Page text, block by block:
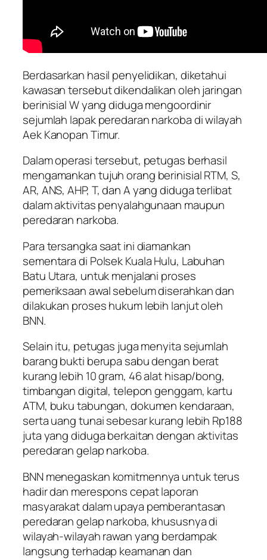
Berdasarkan hasil penyelidikan, diketahui
kawasan tersebut dikendalikan oleh jaringan
berinisial W yang diduga mengoordinir
sejumlah lapak peredaran narkoba di wilayah
Aek Kanopan Timur.
Dalam operasi tersebut, petugas berhasil
mengamankan tujuh orang berinisial RTM, S,
AR, ANS, AHP, T, dan A yang diduga terlibat
dalam aktivitas penyalahgunaan maupun
peredaran narkoba.
Para tersangka saat ini diamankan
sementara di Polsek Kuala Hulu, Labuhan
Batu Utara, untuk menjalani proses
pemeriksaan awal sebelum diserahkan dan
dilakukan proses hukum lebih lanjut oleh
BNN.
Selain itu, petugas juga menyita sejumlah
barang bukti berupa sabu dengan berat
kurang lebih 10 gram, 46 alat hisap/bong,
timbangan digital, telepon genggam, kartu
ATM, buku tabungan, dokumen kendaraan,
serta uang tunai sebesar kurang lebih Rp188
juta yang diduga berkaitan dengan aktivitas
peredaran gelap narkoba.
BNN menegaskan komitmennya untuk terus
hadir dan merespons cepat laporan
masyarakat dalam upaya pemberantasan
peredaran gelap narkoba, khususnya di
wilayah-wilayah rawan yang berdampak
langsung terhadap keamanan dan